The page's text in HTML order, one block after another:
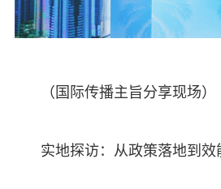
（国际传播主旨分享现场）
实地探访：从政策落地到效